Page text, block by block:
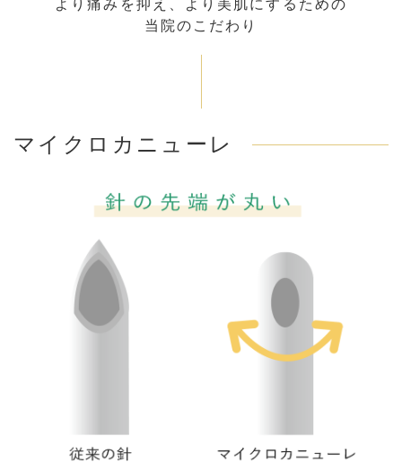
より痛みを抑え、より美肌にするための
当院のこだわり
マイクロカニューレ